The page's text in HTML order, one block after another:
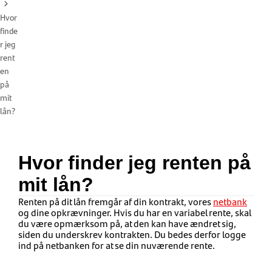
Hvor
finde
r jeg
rent
en
på
mit
lån?
Hvor finder jeg renten på
mit lån?
Renten pådit lån fremgår af din kontrakt, voresnetbank
og dine opkrævninger. Hvis du har en variabel rente, skal
du være opmærksom på, at den kan haveændret sig,
siden du underskrev kontrakten. Du bedes derfor logge
ind på netbanken for at se din nuværende rente.